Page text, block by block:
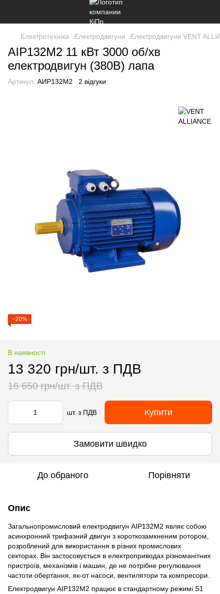
Електротехніка Електродвигуни Електродвигуни VENT
АІР132М2 11 кВт 3000 об/хв
електродвигун (380В) лапа
Артикул: АИР132M2 2 відгуки
−20%
В наявності
13 320 грн/шт. з ПДВ
16 650 грн/шт. з ПДВ
шт. з ПДВ Купити
Замовити швидко
До обраного Порівняти
Опис
Загальнопромисловий електродвигун АІР132M2 являє собою
асинхронний трифазний двигун з короткозамкненим ротором,
розроблений для використання в різних промислових
секторах. Він застосовується в електроприводах різноманітних
пристроїв, механізмів і машин, де не потрібне регулювання
частоти обертання, як-от насоси, вентилятори та компресори.
Електродвигун АІР132M2 працює в стандартному режимі S1